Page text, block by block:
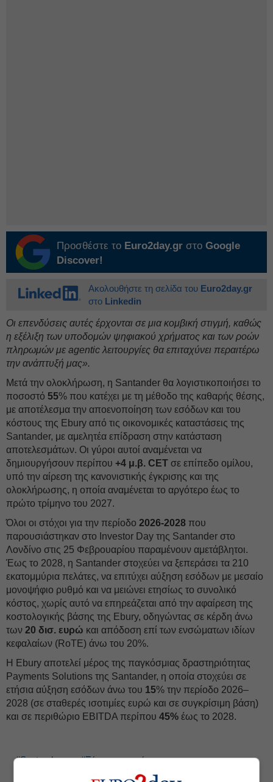
Προσθέστε το Euro2day.gr στο Google
Discover!
Ακολουθήστε τη σελίδα του Euro2day.gr
στο Linkedin
Οι επενδύσεις αυτές έρχονται σε μια κομβική στιγμή, καθώς
η εξέλιξη των υποδομών ψηφιακού χρήματος και των ροών
πληρωμών με agentic λειτουργίες θα επιταχύνει περαιτέρω
την ανάπτυξή μας».
Μετά την ολοκλήρωση, η Santander θα λογιστικοποιήσει το
ποσοστό 55% που κατέχει με τη μέθοδο της καθαρής θέσης,
με αποτέλεσμα την αποενοποίηση των εσόδων και του
κόστους της Ebury από τις οικονομικές καταστάσεις της
Santander, με αμελητέα επίδραση στην κατάσταση
αποτελεσμάτων. Οι γύροι αυτοί αναμένεται να
δημιουργήσουν περίπου +4 μ.β. CET σε επίπεδο ομίλου,
υπό την αίρεση της κανονιστικής έγκρισης και της
ολοκλήρωσης, η οποία αναμένεται το αργότερο έως το
πρώτο τρίμηνο του 2027.
Όλοι οι στόχοι για την περίοδο 2026-2028 που
παρουσιάστηκαν στο Investor Day της Santander στο
Λονδίνο στις 25 Φεβρουαρίου παραμένουν αμετάβλητοι.
Έως το 2028, η Santander στοχεύει να ξεπεράσει τα 210
εκατομμύρια πελάτες, να επιτύχει αύξηση εσόδων με μεσαίο
μονοψήφιο ρυθμό και να μειώνει ετησίως το συνολικό
κόστος, χωρίς αυτό να επηρεάζεται από την αφαίρεση της
κοστολογικής βάσης της Ebury, οδηγώντας σε κέρδη άνω
των 20 δισ. ευρώ και απόδοση επί των ενσώματων ιδίων
κεφαλαίων (RoTE) άνω του 20%.
Η Ebury αποτελεί μέρος της παγκόσμιας δραστηριότητας
Payments Solutions της Santander, η οποία στοχεύει σε
ετήσια αύξηση εσόδων άνω του 15% την περίοδο 2026–
2028 (σε σταθερές ισοτιμίες ευρώ και σε συγκρίσιμη βάση)
και σε περιθώριο EBITDA περίπου 45% έως το 2028.
#Santander #Ξένες επιχειρήσεις